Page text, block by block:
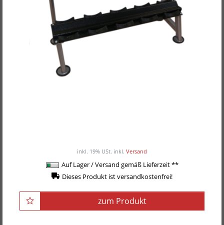
inkl. 19% USt. inkl. Versand
Auf Lager / Versand gemäß Lieferzeit **
Dieses Produkt ist versandkostenfrei!
zum Produkt